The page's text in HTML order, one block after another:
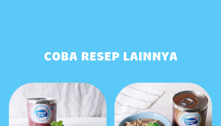
COBA RESEP LAINNYA